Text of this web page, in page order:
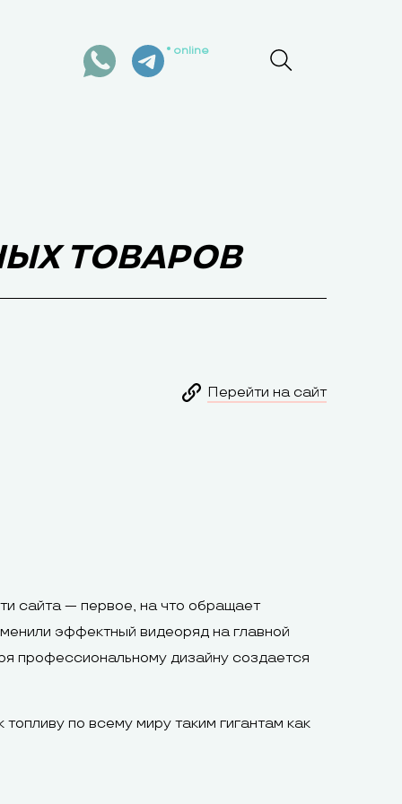
online
ТОВАРОВ
Перейти на сайт
сайта — первое, на что обращает
эффектный видеоряд на главной
профессиональному дизайну создается
по всему миру таким гигантам как